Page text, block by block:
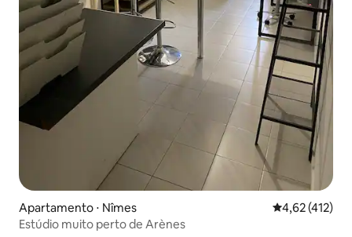
Apartamento ⋅ Nîmes 4,62 de uma
4,62 (412)
Estúdio muito perto de Arènes